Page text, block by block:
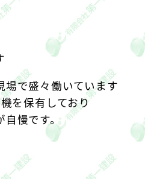
で盛々働いています
を保有しており
慢です。